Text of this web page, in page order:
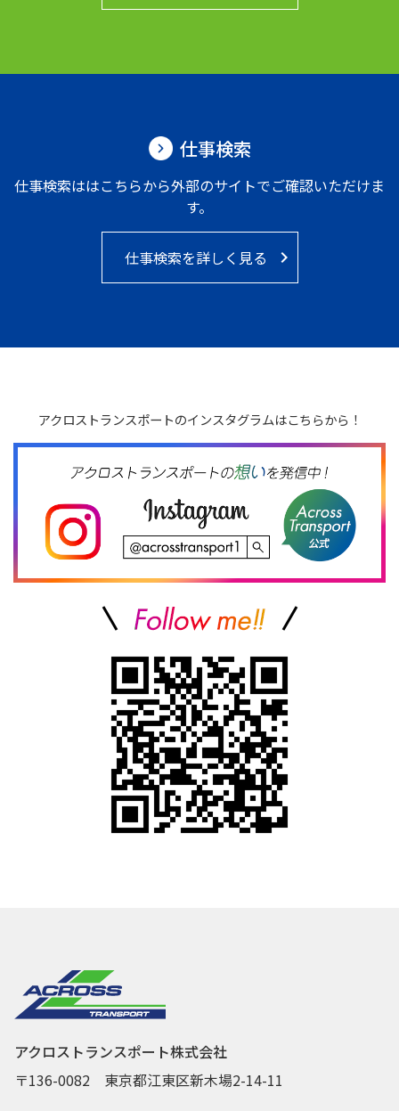
仕事検索
仕事検索ははこちらから外部のサイトでご確認いただけま
す。
仕事検索を詳しく見る keyboard_arrow_right
アクロストランスポートのインスタグラムはこちらから！
アクロストランスポート株式会社
〒136-0082 東京都江東区新木場2-14-11